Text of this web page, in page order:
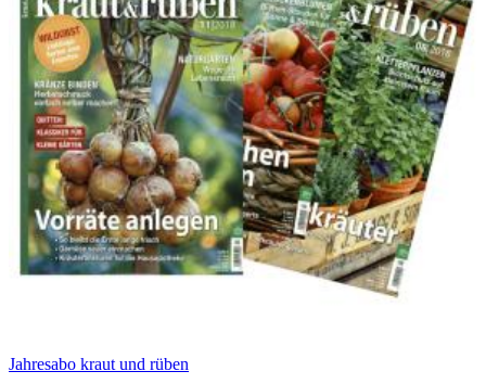
Jahresabo kraut und rüben